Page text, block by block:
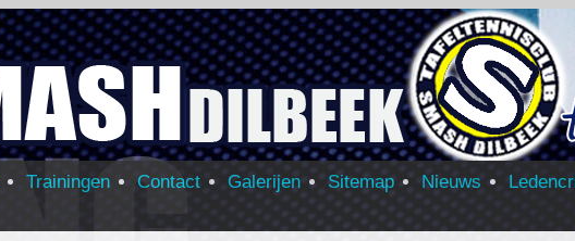
Trainingen Contact Galerijen Sitemap Nieuws